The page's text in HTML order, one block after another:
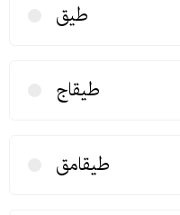
طیق
طیقاج
طیقامق